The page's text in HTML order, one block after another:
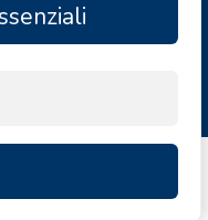
Tours d.o.o.